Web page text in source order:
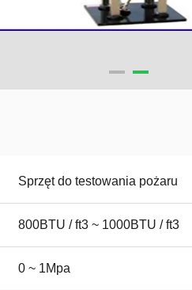
Sprzęt do testowania pożaru
800BTU / ft3 ~ 1000BTU / ft3
0 ~ 1Mpa